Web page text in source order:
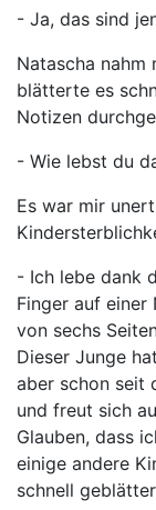
- Ja, das sind
Natascha nahm
blätterte es
Notizen
- Wie lebst du
Es war mir
- Ich lebe dank
Finger auf einer
von sechs
Dieser Junge
aber schon seit
und freut sich
Glauben, dass
einige andere
schnell